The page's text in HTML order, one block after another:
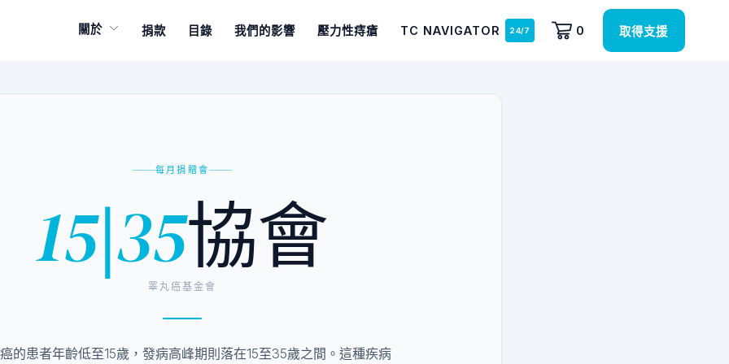
關於 捐款 目錄 我們的影響 壓力性痔瘡 TC NAVIGATOR 0 取得支援
每月捐贈會
15|35協會
睪丸癌基金會
的患者年齡低至15歲，發病高峰期則落在15至35歲之間。這種疾病